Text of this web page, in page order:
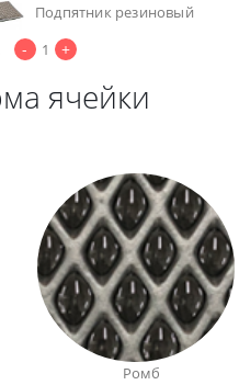
Подпятник резиновый
- 1 +
ячейки
Ромб